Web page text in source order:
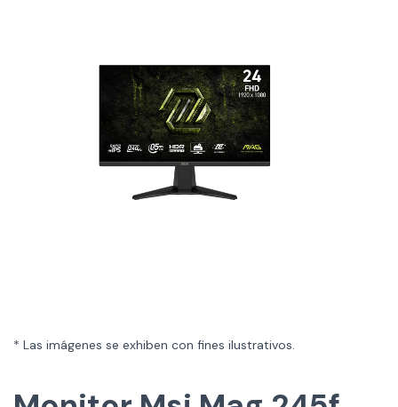
* Las imágenes se exhiben con fines ilustrativos.